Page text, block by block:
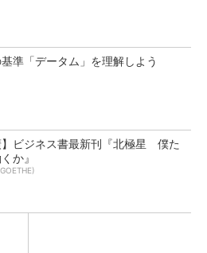
準「データム」を理解しよう
】ビジネス書最新刊『北極星 僕た
か』